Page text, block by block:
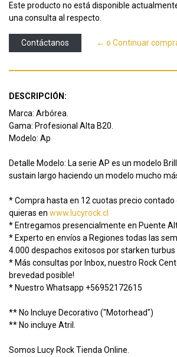
Este producto no está disponible
una consulta al respecto.
Contáctanos ← o Continuar
DESCRIPCIÓN:
Marca: Arbórea.
Gama: Profesional Alta B20.
Modelo: Ap
Detalle Modelo: La serie AP es un modelo
sustain largo haciendo un modelo mucho
* Compra hasta en 12 cuotas precio contado
quieras en www.lucyrock.cl
* Entregamos presencialmente en Puente
* Experto en envíos a Regiones todas las
4.000 despachos exitosos por starken turbus
* Más consultas por Inbox, nuestro Rock
brevedad posible!
* Nuestro Whatsapp +56952172615
** No Incluye Decorativo ("Motorhead")
** No incluye Atril.
Somos Lucy Rock Tienda Online.